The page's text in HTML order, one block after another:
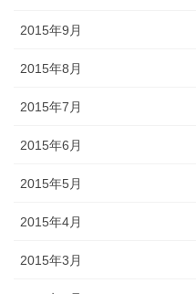
2015年9月
2015年8月
2015年7月
2015年6月
2015年5月
2015年4月
2015年3月